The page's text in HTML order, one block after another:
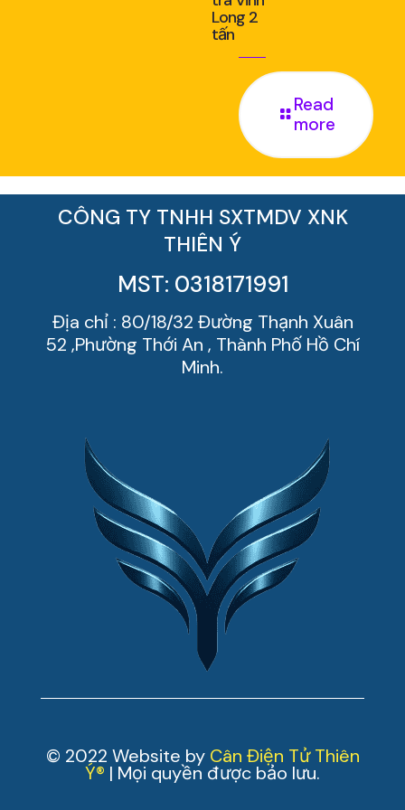
Long 2
tấn
Read
more
CÔNG TY TNHH SXTMDV XNK
THIÊN Ý
MST: 0318171991
Địa chỉ : 80/18/32 Đường Thạnh Xuân
52 ,Phường Thới An , Thành Phố Hồ Chí
Minh.
© 2022 Website by Cân Điện Tử Thiên
Ý® | Mọi quyền được bảo lưu.